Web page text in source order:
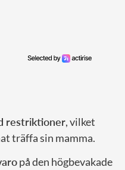
restriktioner, vilket
träffa sin mamma.
på den högbevakade